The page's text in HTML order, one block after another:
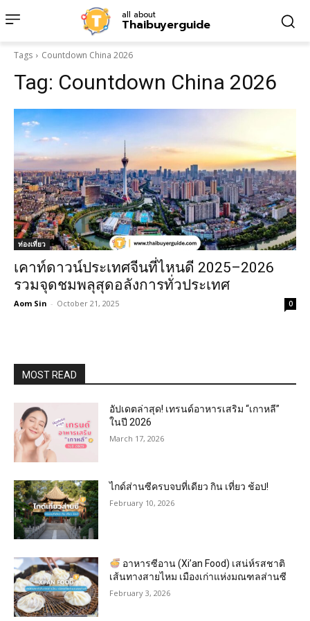
all about
Thaibuyerguide
Tags Countdown China 2026
Tag: Countdown China 2026
ท่องเที่ยว
เคาท์ดาวน์ประเทศจีนที่ไหนดี 2025–2026
รวมจุดชมพลุสุดอลังการทั่วประเทศ
Aom Sin - October 21, 2025 0
MOST READ
อัปเดตล่าสุด! เทรนด์อาหารเสริม “เกาหลี”
ในปี 2026
March 17, 2026
ไกด์ส่านซีครบจบที่เดียว กิน เที่ยว ช้อป!
February 10, 2026
อาหารซีอาน (Xi’an Food) เสน่ห์รสชาติ
เส้นทางสายไหม เมืองเก่าแห่งมณฑลส่านซี
February 3, 2026